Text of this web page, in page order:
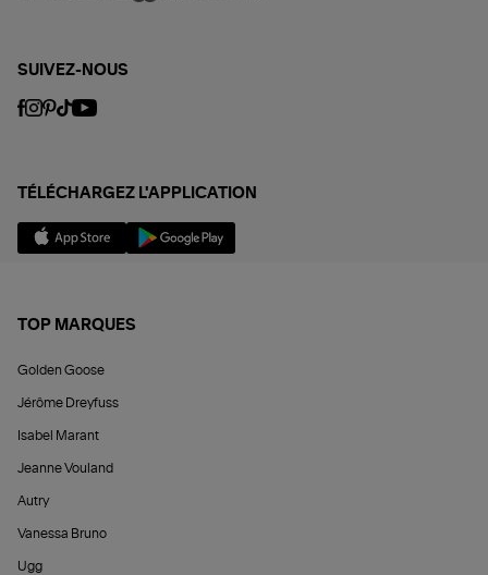
SUIVEZ-NOUS
TÉLÉCHARGEZ L'APPLICATION
TOP MARQUES
Golden Goose
Jérôme Dreyfuss
Isabel Marant
Jeanne Vouland
Autry
Vanessa Bruno
Ugg